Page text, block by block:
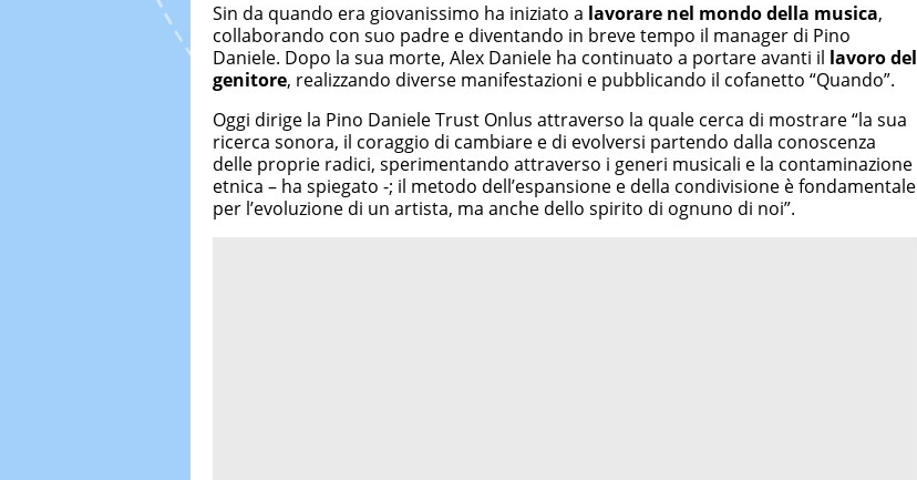
Sin da quando era giovanissimo ha iniziato a lavorare nel mondo della musica,
collaborando con suo padre e diventando in breve tempo il manager di Pino
Daniele. Dopo la sua morte, Alex Daniele ha continuato a portare avanti il lavoro del
genitore, realizzando diverse manifestazioni e pubblicando il cofanetto “Quando”.
Oggi dirige la Pino Daniele Trust Onlus attraverso la quale cerca di mostrare “la sua
ricerca sonora, il coraggio di cambiare e di evolversi partendo dalla conoscenza
delle proprie radici, sperimentando attraverso i generi musicali e la contaminazione
etnica – ha spiegato -; il metodo dell’espansione e della condivisione è fondamentale
per l’evoluzione di un artista, ma anche dello spirito di ognuno di noi”.